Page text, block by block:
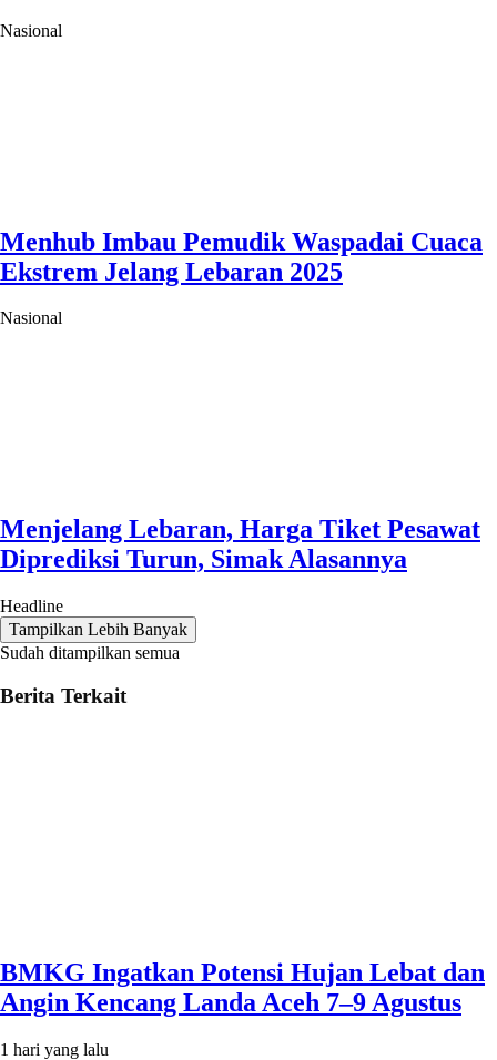
Nasional
Menhub Imbau Pemudik Waspadai Cuaca
Ekstrem Jelang Lebaran 2025
Nasional
Menjelang Lebaran, Harga Tiket Pesawat
Diprediksi Turun, Simak Alasannya
Headline
Tampilkan Lebih Banyak
Sudah ditampilkan semua
Berita Terkait
BMKG Ingatkan Potensi Hujan Lebat dan
Angin Kencang Landa Aceh 7–9 Agustus
1 hari yang lalu